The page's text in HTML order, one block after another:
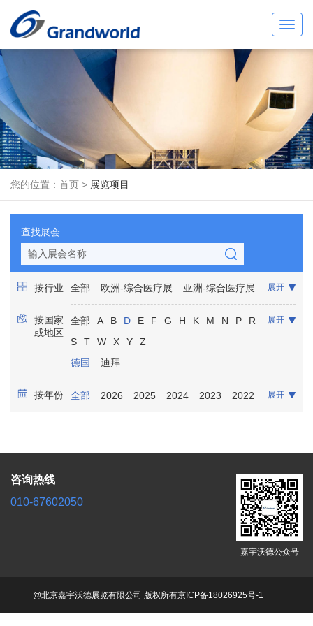
您的位置： 首页 > 展览项目
查找展会
按行业 全部 欧洲-综合医疗展
亚洲-综合医疗展
展开
按国家
或地区
全部 A B D E F G H K M N P
R
S
T W X Y
Z
德国
迪拜
展开
按年份 全部 2026 2025 2024 2023
2022
展开
嘉宇沃德公众号
咨询热线
010-67602050
@北京嘉宇沃德展览有限公司 版权所有京ICP备18026925号-1